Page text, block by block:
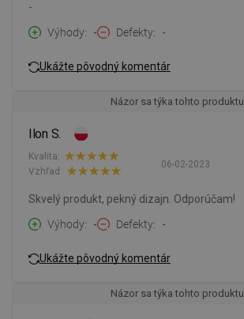
-
Výhody
- Defekty -
Ukážte pôvodný komentár
Názor sa týka tohto produktu
Ilon S.
06-02-2023
Kvalita:
Vzhľad:
Skvelý produkt, pekný dizajn. Odporúčam!
Výhody
- Defekty -
Ukážte pôvodný komentár
Názor sa týka tohto produktu